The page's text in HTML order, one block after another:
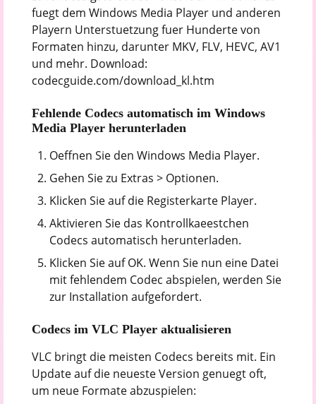
fuegt dem Windows Media Player und anderen
Playern Unterstuetzung fuer Hunderte von
Formaten hinzu, darunter MKV, FLV, HEVC, AV1
und mehr. Download:
codecguide.com/download_kl.htm
Fehlende Codecs automatisch im Windows
Media Player herunterladen
Oeffnen Sie den Windows Media Player.
Gehen Sie zu Extras > Optionen.
Klicken Sie auf die Registerkarte Player.
Aktivieren Sie das Kontrollkaeestchen
Codecs automatisch herunterladen.
Klicken Sie auf OK. Wenn Sie nun eine Datei
mit fehlendem Codec abspielen, werden Sie
zur Installation aufgefordert.
Codecs im VLC Player aktualisieren
VLC bringt die meisten Codecs bereits mit. Ein
Update auf die neueste Version genuegt oft,
um neue Formate abzuspielen: